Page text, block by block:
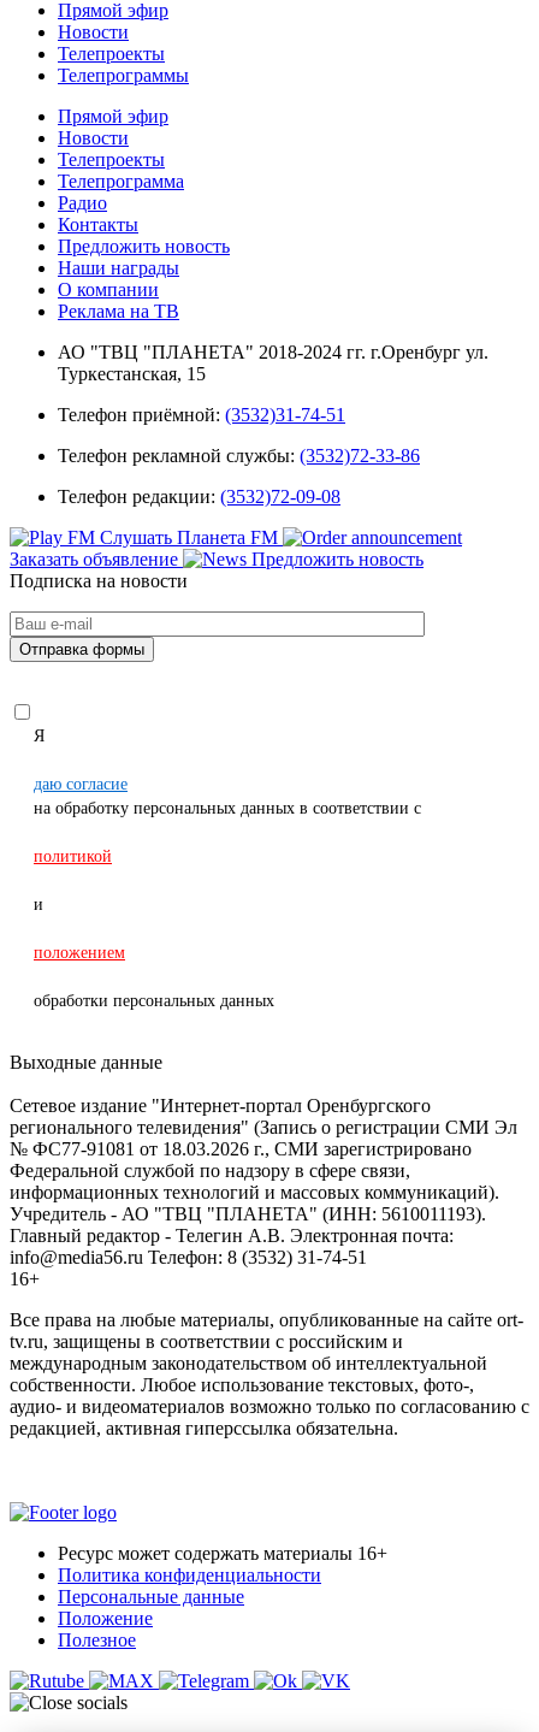
Прямой эфир
Новости
Телепроекты
Телепрограммы
Прямой эфир
Новости
Телепроекты
Телепрограмма
Радио
Контакты
Предложить новость
Наши награды
О компании
Реклама на ТВ
АО "ТВЦ "ПЛАНЕТА" 2018-2024 гг. г.Оренбург ул.
Туркестанская, 15
Телефон приёмной: (3532)31-74-51
Телефон рекламной службы: (3532)72-33-86
Телефон редакции: (3532)72-09-08
Слушать Планета FM
Заказать объявление
Предложить новость
Подписка на новости
Я
даю согласие
на обработку персональных данных в соответствии с
политикой
и
положением
обработки персональных данных
Выходные данные
Сетевое издание "Интернет-портал Оренбургского
регионального телевидения" (Запись о регистрации СМИ Эл
№ ФС77-91081 от 18.03.2026 г., СМИ зарегистрировано
Федеральной службой по надзору в сфере связи,
информационных технологий и массовых коммуникаций).
Учредитель - АО "ТВЦ "ПЛАНЕТА" (ИНН: 5610011193).
Главный редактор - Телегин А.В. Электронная почта:
info@media56.ru Телефон: 8 (3532) 31-74-51
16+
Все права на любые материалы, опубликованные на сайте ort-
tv.ru, защищены в соответствии с российским и
международным законодательством об интеллектуальной
собственности. Любое использование текстовых, фото-,
аудио- и видеоматериалов возможно только по согласованию с
редакцией, активная гиперссылка обязательна.
Ресурс может содержать материалы 16+
Политика конфиденциальности
Персональные данные
Положение
Полезное